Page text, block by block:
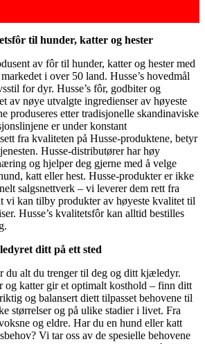
til hunder, katter og hester
av fôr til hunder, katter og hester med
i over 50 land. Husse’s hovedmål
for dyr. Husse’s fôr, godbiter og
av nøye utvalgte ingredienser av høyeste
produseres etter tradisjonelle skandinaviske
er under konstant
fra kvaliteten på Husse-produktene, betyr
Husse-distributører har høy
og hjelper deg gjerne med å velge
katt eller hest. Husse-produkter er ikke
salgsnettverk – vi leverer dem rett fra
vi kan tilby produkter av høyeste kvalitet til
Husse’s kvalitetsfôr kan alltid bestilles
ditt på ett sted
du alt du trenger til deg og ditt kjæledyr.
og katter gir et optimalt kosthold – finn ditt
og balansert diett tilpasset behovene til
størrelser og på ulike stadier i livet. Fra
og eldre. Har du en hund eller katt
Vi tar oss av de spesielle behovene